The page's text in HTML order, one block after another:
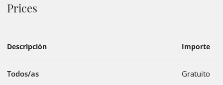
Prices
Descripción Importe
Todos/as Gratuito